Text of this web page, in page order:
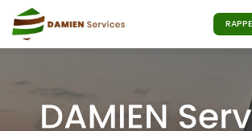
au
contenu
principal